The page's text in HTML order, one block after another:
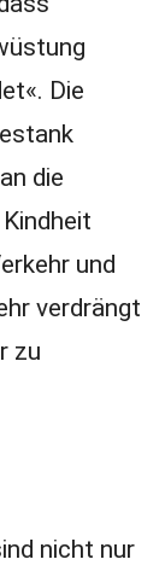
Die
die
und
verdrängt
zu
nicht nur